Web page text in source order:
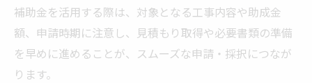
補助金を活用する際は、対象となる工事内容や助成金
額、申請時期に注意し、見積もり取得や必要書類の準備
を早めに進めることが、スムーズな申請・採択につなが
ります。